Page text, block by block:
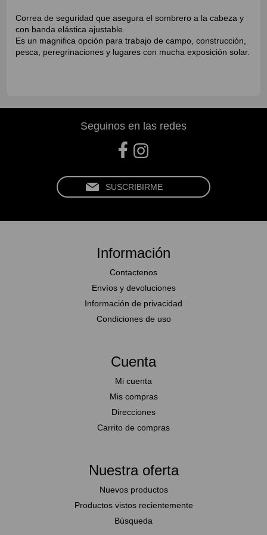
Correa de seguridad que asegura el sombrero a la cabeza y
con banda elástica ajustable.
Es un magnifica opción para trabajo de campo, construcción,
pesca, peregrinaciones y lugares con mucha exposición solar.
Seguinos en las redes
Información
Contactenos
Envíos y devoluciones
Información de privacidad
Condiciones de uso
Cuenta
Mi cuenta
Mis compras
Direcciones
Carrito de compras
Nuestra oferta
Nuevos productos
Productos vistos recientemente
Búsqueda